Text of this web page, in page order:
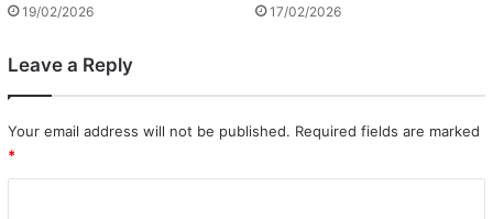
19/02/2026 17/02/2026
Leave a Reply
Your email address will not be published. Required fields are marked
*